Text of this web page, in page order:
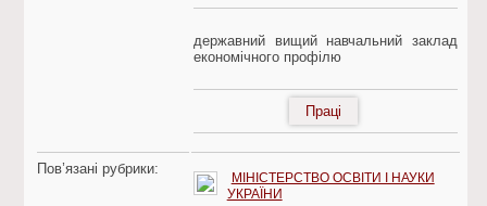
державний вищий навчальний заклад
економічного профілю
Праці
Пов’язані рубрики:
МІНІСТЕРСТВО ОСВІТИ І НАУКИ
УКРАЇНИ